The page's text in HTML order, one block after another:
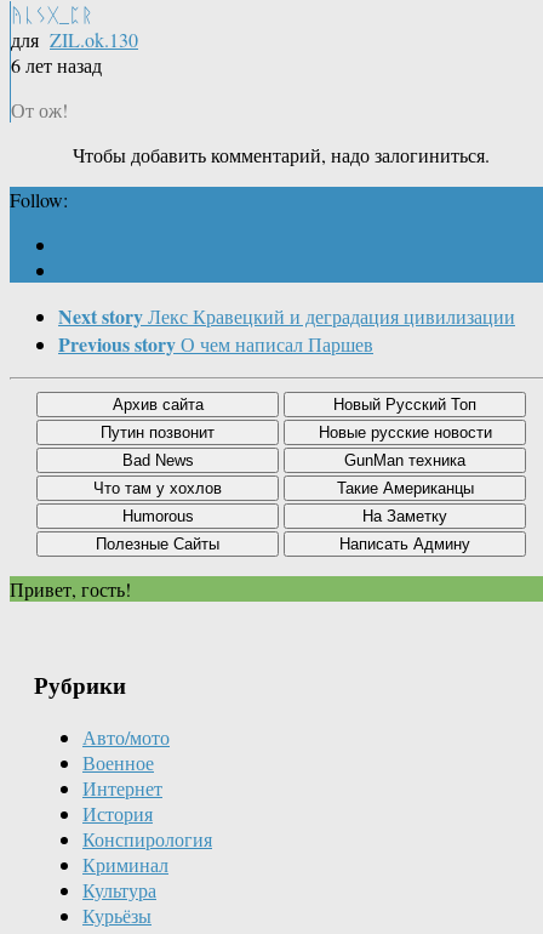
ᚤᚳᛊᚷ_ᛈᚱ
для ZIL.ok.130
6 лет назад
От ож!
Чтобы добавить комментарий, надо залогиниться.
Follow:
Next storyЛекс Кравецкий и деградация цивилизации
Previous storyО чем написал Паршев
Привет, гость!
Рубрики
Авто/мото
Военное
Интернет
История
Конспирология
Криминал
Культура
Курьёзы